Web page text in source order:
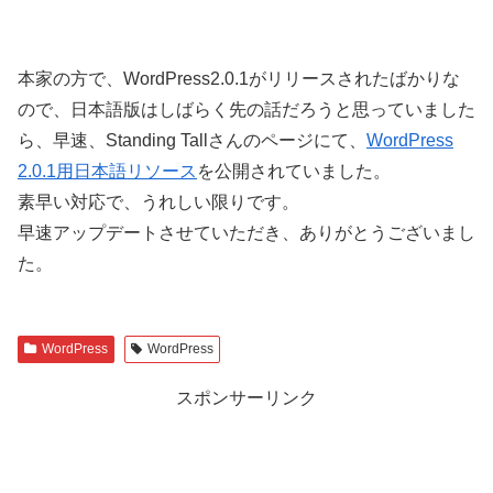
本家の方で、WordPress2.0.1がリリースされたばかりな
ので、日本語版はしばらく先の話だろうと思っていました
ら、早速、Standing Tallさんのページにて、 WordPress
2.0.1用日本語リソース を公開されていました。
素早い対応で、うれしい限りです。
早速アップデートさせていただき、ありがとうございまし
た。
WordPress WordPress
スポンサーリンク